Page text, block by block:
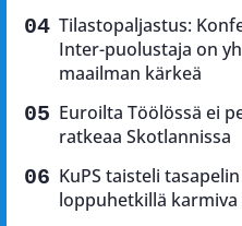
Tilastopaljastus:
Inter-puolustaja on
maailman kärkeä
Euroilta Töölössä ei
ratkeaa Skotlannissa
KuPS taisteli
loppuhetkillä